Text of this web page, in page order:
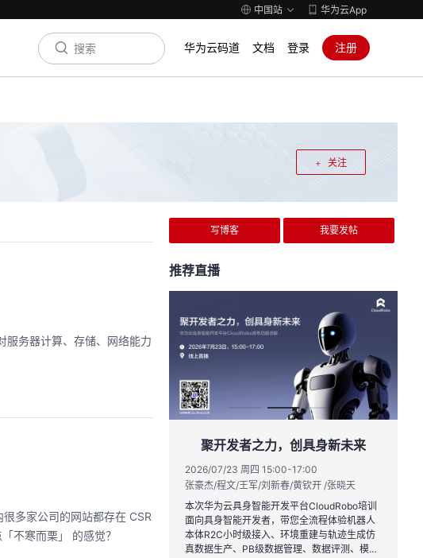
中国站 华为云App
华为云码道 文档 登录 注册
关注
服务器计算、存储、网络能力
多家公司的网站都存在 CSR
不寒而栗」 的感觉？
写博客 我要发帖
推荐直播
华为云码道6月产品新特性，从S
专家技能，带你零距离体验从需
聚开发者之力，创具身新未来
2026/07/23 周四 15:00-17:00
张豪杰/程文/王军/刘新春/黄钦开 /张晓天
本次华为云具身智能开发平台CloudRobo培训
面向具身智能开发者，带您全流程体验机器人
本体R2C小时级接入、环境重建与轨迹生成仿
真数据生产、PB级数据管理、数据评测、模型